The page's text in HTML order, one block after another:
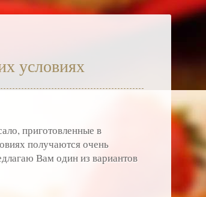
условиях
приготовленные в
получаются очень
Вам один из вариантов